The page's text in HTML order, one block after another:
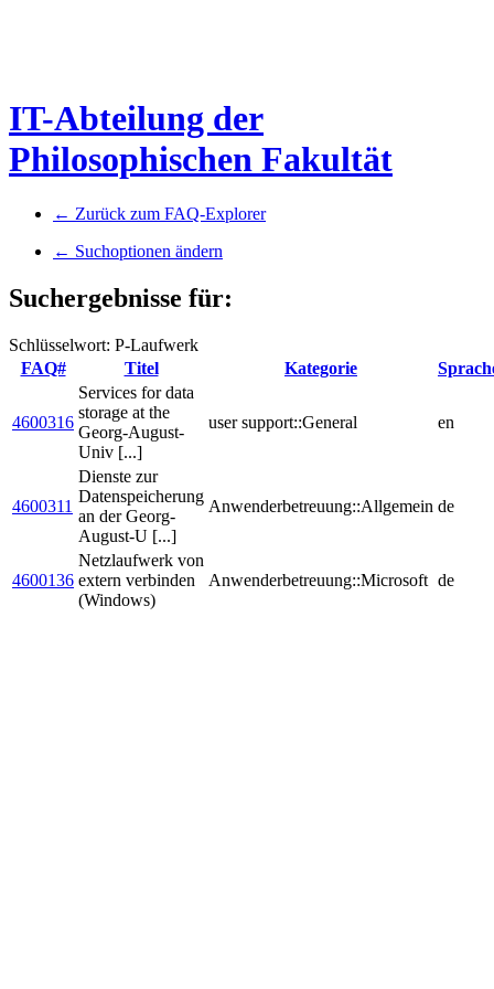
IT-Abteilung der
Philosophischen Fakultät
← Zurück zum FAQ-Explorer
← Suchoptionen ändern
Suchergebnisse für:
Schlüsselwort: P-Laufwerk
FAQ#
Titel Kategorie
4600316
Services for data
storage at the
Georg-August-
Univ [...]
user support::General en
4600311
Dienste zur
Datenspeicherung
an der Georg-
August-U [...]
Anwenderbetreuung::Allgemein de
4600136
Netzlaufwerk von
extern verbinden
(Windows)
Anwenderbetreuung::Microsoft de